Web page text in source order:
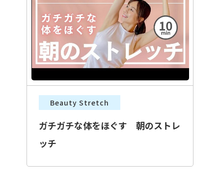
Beauty Stretch
ガチガチな体をほぐす 朝のストレ
ッチ